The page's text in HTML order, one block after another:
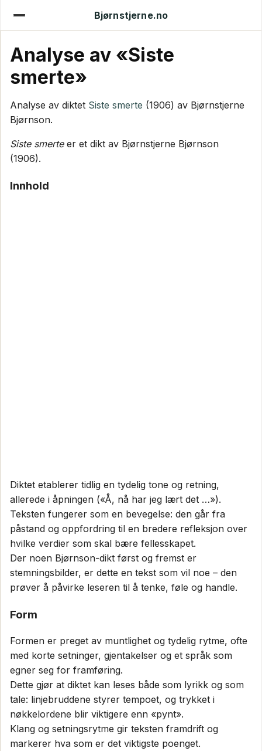
Bjørnstjerne.no
Analyse av «Siste
smerte»
Analyse av diktet Siste smerte (1906) av Bjørnstjerne
Bjørnson.
Siste smerteer et dikt av Bjørnstjerne Bjørnson
(1906).
Innhold
Diktet etablerer tidlig en tydelig tone og retning,
allerede i åpningen («Å, nå har jeg lært det …»).
Teksten fungerer som en bevegelse: den går fra
påstand og oppfordring til en bredere refleksjon over
hvilke verdier som skal bære fellesskapet.
Der noen Bjørnson-dikt først og fremst er
stemningsbilder, er dette en tekst som vil noe – den
prøver å påvirke leseren til å tenke, føle og handle.
Form
Formen er preget av muntlighet og tydelig rytme, ofte
med korte setninger, gjentakelser og et språk som
egner seg for framføring.
Dette gjør at diktet kan leses både som lyrikk og som
tale: linjebruddene styrer tempoet, og trykket i
nøkkelordene blir viktigere enn «pynt».
Klang og setningsrytme gir teksten framdrift og
markerer hva som er det viktigste poenget.